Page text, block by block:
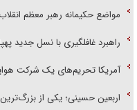
مواضع حکیمانه رهبر معظم
راهبرد غافلگیری با نسل جدید
آمریکا تحریم‌های یک شرکت
اربعین حسینی؛ یکی از